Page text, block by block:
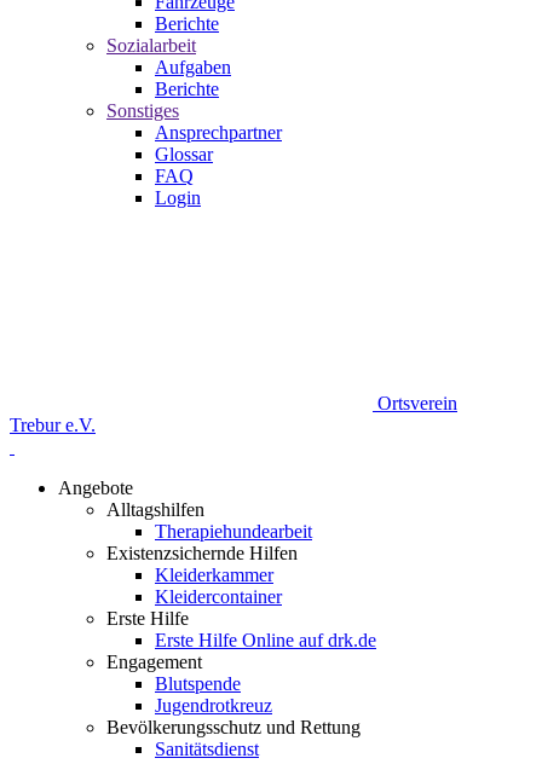
Berichte
Sozialarbeit
Aufgaben
Berichte
Sonstiges
Ansprechpartner
Glossar
FAQ
Login
Ortsverein
Trebur e.V.
Angebote
Alltagshilfen
Therapiehundearbeit
Existenzsichernde Hilfen
Kleiderkammer
Kleidercontainer
Erste Hilfe
Erste Hilfe Online auf drk.de
Engagement
Blutspende
Jugendrotkreuz
Bevölkerungsschutz und Rettung
Sanitätsdienst